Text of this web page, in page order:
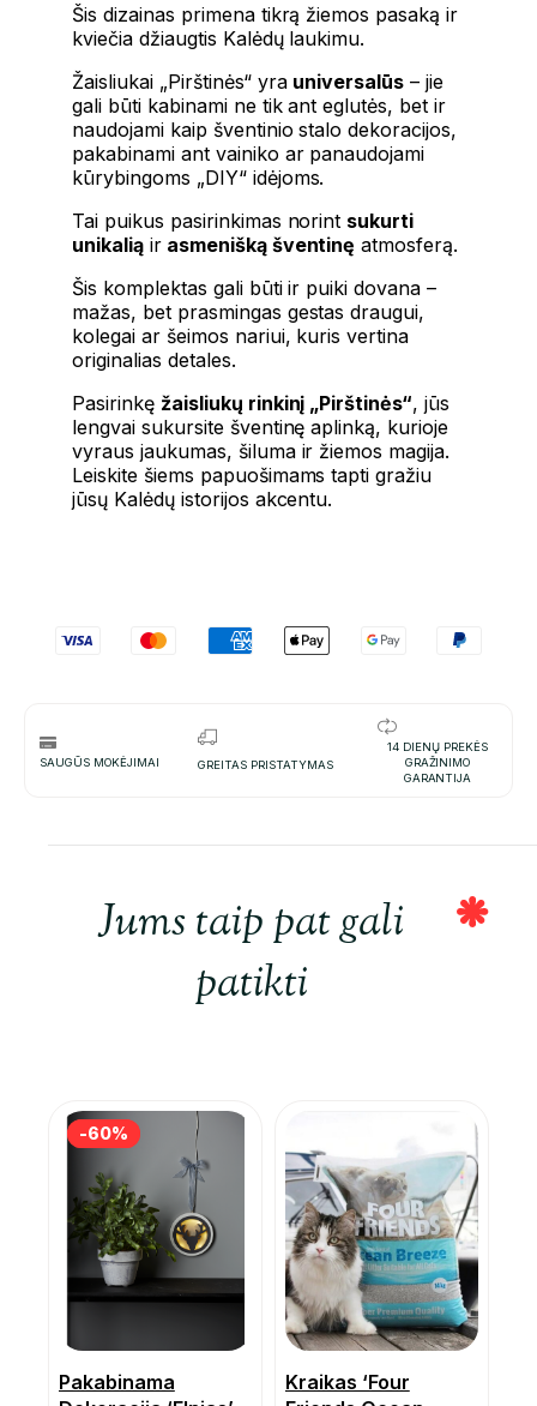
Šis dizainas primena tikrą žiemos pasaką ir
kviečia džiaugtis Kalėdų laukimu.
Žaisliukai „Pirštinės“ yra universalūs – jie
gali būti kabinami ne tik ant eglutės, bet ir
naudojami kaip šventinio stalo dekoracijos,
pakabinami ant vainiko ar panaudojami
kūrybingoms „DIY“ idėjoms.
Tai puikus pasirinkimas norint sukurti
unikaliąirasmenišką šventinę atmosferą.
Šis komplektas gali būti ir puiki dovana –
mažas, bet prasmingas gestas draugui,
kolegai ar šeimos nariui, kuris vertina
originalias detales.
Pasirinkę žaisliukų rinkinį „Pirštinės“, jūs
lengvai sukursite šventinę aplinką, kurioje
vyraus jaukumas, šiluma ir žiemos magija.
Leiskite šiems papuošimams tapti gražiu
jūsų Kalėdų istorijos akcentu.
SAUGŪS MOKĖJIMAI GREITAS PRISTATYMAS
14 DIENŲ PREKĖS
GRAŽINIMO
GARANTIJA
Jums taip pat gali
patikti
Pakabinama
-60%
-60%
Kraikas ‘Four